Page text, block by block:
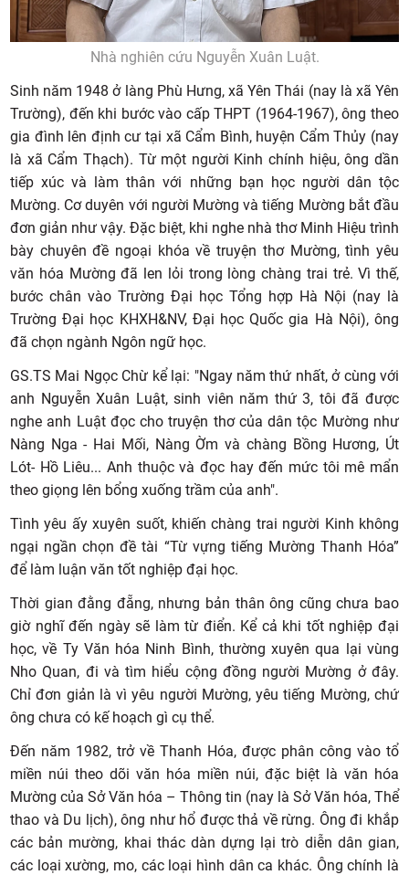
Nhà nghiên cứu Nguyễn Xuân Luật.
Sinh năm 1948 ở làng Phù Hưng, xã Yên Thái (nay là xã Yên
Trường), đến khi bước vào cấp THPT (1964-1967), ông theo
gia đình lên định cư tại xã Cẩm Bình, huyện Cẩm Thủy (nay
là xã Cẩm Thạch). Từ một người Kinh chính hiệu, ông dần
tiếp xúc và làm thân với những bạn học người dân tộc
Mường. Cơ duyên với người Mường và tiếng Mường bắt đầu
đơn giản như vậy. Đặc biệt, khi nghe nhà thơ Minh Hiệu trình
bày chuyên đề ngoại khóa về truyện thơ Mường, tình yêu
văn hóa Mường đã len lỏi trong lòng chàng trai trẻ. Vì thế,
bước chân vào Trường Đại học Tổng hợp Hà Nội (nay là
Trường Đại học KHXH&NV, Đại học Quốc gia Hà Nội), ông
đã chọn ngành Ngôn ngữ học.
GS.TS Mai Ngọc Chừ kể lại: "Ngay năm thứ nhất, ở cùng với
anh Nguyễn Xuân Luật, sinh viên năm thứ 3, tôi đã được
nghe anh Luật đọc cho truyện thơ của dân tộc Mường như
Nàng Nga - Hai Mối, Nàng Ờm và chàng Bồng Hương, Út
Lót- Hồ Liêu... Anh thuộc và đọc hay đến mức tôi mê mẩn
theo giọng lên bổng xuống trầm của anh".
Tình yêu ấy xuyên suốt, khiến chàng trai người Kinh không
ngại ngần chọn đề tài “Từ vựng tiếng Mường Thanh Hóa”
để làm luận văn tốt nghiệp đại học.
Thời gian đằng đẵng, nhưng bản thân ông cũng chưa bao
giờ nghĩ đến ngày sẽ làm từ điển. Kể cả khi tốt nghiệp đại
học, về Ty Văn hóa Ninh Bình, thường xuyên qua lại vùng
Nho Quan, đi và tìm hiểu cộng đồng người Mường ở đây.
Chỉ đơn giản là vì yêu người Mường, yêu tiếng Mường, chứ
ông chưa có kế hoạch gì cụ thể.
Đến năm 1982, trở về Thanh Hóa, được phân công vào tổ
miền núi theo dõi văn hóa miền núi, đặc biệt là văn hóa
Mường của Sở Văn hóa – Thông tin (nay là Sở Văn hóa, Thể
thao và Du lịch), ông như hổ được thả về rừng. Ông đi khắp
các bản mường, khai thác dàn dựng lại trò diễn dân gian,
các loại xường, mo, các loại hình dân ca khác. Ông chính là